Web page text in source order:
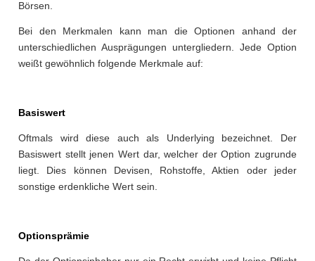
Börsen.
Bei den Merkmalen kann man die Optionen anhand der
unterschiedlichen Ausprägungen untergliedern. Jede Option
weißt gewöhnlich folgende Merkmale auf:
Basiswert
Oftmals wird diese auch als Underlying bezeichnet. Der
Basiswert stellt jenen Wert dar, welcher der Option zugrunde
liegt. Dies können Devisen, Rohstoffe, Aktien oder jeder
sonstige erdenkliche Wert sein.
Optionsprämie